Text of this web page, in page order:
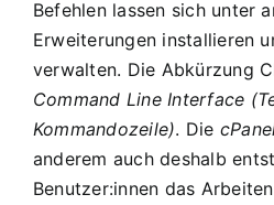
Befehlen lassen sich unter
Erweiterungen installieren
verwalten. Die Abkürzung
Command Line Interface
Kommandozeile). Die
anderem auch deshalb
Benutzer:innen das